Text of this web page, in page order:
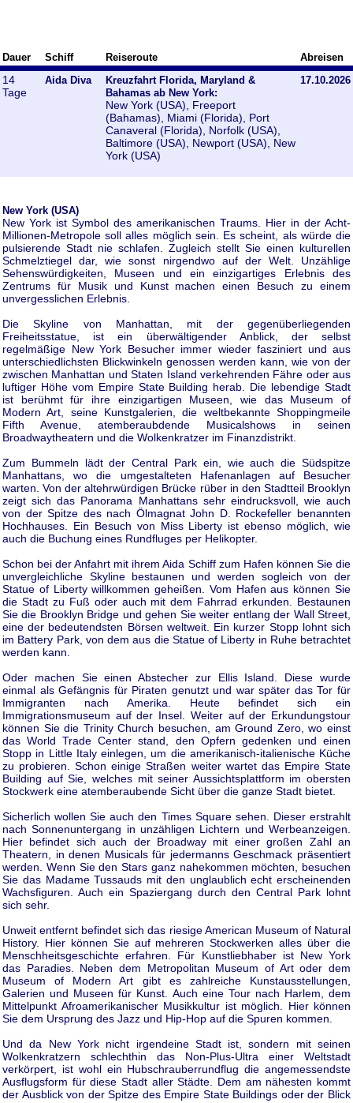
Dauer Schiff Reiseroute Abreisen
14
Tage
Aida Diva
Kreuzfahrt Florida, Maryland &
Bahamas ab New York:
New York (USA), Freeport
(Bahamas), Miami (Florida), Port
Canaveral (Florida), Norfolk (USA),
Baltimore (USA), Newport (USA), New
York (USA)
17.10.2026
New York (USA)
New York ist Symbol des amerikanischen Traums. Hier in der Acht-
Millionen-Metropole soll alles möglich sein. Es scheint, als würde die
pulsierende Stadt nie schlafen. Zugleich stellt Sie einen kulturellen
Schmelztiegel dar, wie sonst nirgendwo auf der Welt. Unzählige
Sehenswürdigkeiten, Museen und ein einzigartiges Erlebnis des
Zentrums für Musik und Kunst machen einen Besuch zu einem
unvergesslichen Erlebnis.
Die Skyline von Manhattan, mit der gegenüberliegenden
Freiheitsstatue, ist ein überwältigender Anblick, der selbst
regelmäßige New York Besucher immer wieder fasziniert und aus
unterschiedlichsten Blickwinkeln genossen werden kann, wie von der
zwischen Manhattan und Staten Island verkehrenden Fähre oder aus
luftiger Höhe vom Empire State Building herab. Die lebendige Stadt
ist berühmt für ihre einzigartigen Museen, wie das Museum of
Modern Art, seine Kunstgalerien, die weltbekannte Shoppingmeile
Fifth Avenue, atemberaubdende Musicalshows in seinen
Broadwaytheatern und die Wolkenkratzer im Finanzdistrikt.
Zum Bummeln lädt der Central Park ein, wie auch die Südspitze
Manhattans, wo die umgestalteten Hafenanlagen auf Besucher
warten. Von der altehrwürdigen Brücke rüber in den Stadtteil Brooklyn
zeigt sich das Panorama Manhattans sehr eindrucksvoll, wie auch
von der Spitze des nach Ölmagnat John D. Rockefeller benannten
Hochhauses. Ein Besuch von Miss Liberty ist ebenso möglich, wie
auch die Buchung eines Rundfluges per Helikopter.
Schon bei der Anfahrt mit ihrem Aida Schiff zum Hafen können Sie die
unvergleichliche Skyline bestaunen und werden sogleich von der
Statue of Liberty willkommen geheißen. Vom Hafen aus können Sie
die Stadt zu Fuß oder auch mit dem Fahrrad erkunden. Bestaunen
Sie die Brooklyn Bridge und gehen Sie weiter entlang der Wall Street,
eine der bedeutendsten Börsen weltweit. Ein kurzer Stopp lohnt sich
im Battery Park, von dem aus die Statue of Liberty in Ruhe betrachtet
werden kann.
Oder machen Sie einen Abstecher zur Ellis Island. Diese wurde
einmal als Gefängnis für Piraten genutzt und war später das Tor für
Immigranten nach Amerika. Heute befindet sich ein
Immigrationsmuseum auf der Insel. Weiter auf der Erkundungstour
können Sie die Trinity Church besuchen, am Ground Zero, wo einst
das World Trade Center stand, den Opfern gedenken und einen
Stopp in Little Italy einlegen, um die amerikanisch-italienische Küche
zu probieren. Schon einige Straßen weiter wartet das Empire State
Building auf Sie, welches mit seiner Aussichtsplattform im obersten
Stockwerk eine atemberaubende Sicht über die ganze Stadt bietet.
Sicherlich wollen Sie auch den Times Square sehen. Dieser erstrahlt
nach Sonnenuntergang in unzähligen Lichtern und Werbeanzeigen.
Hier befindet sich auch der Broadway mit einer großen Zahl an
Theatern, in denen Musicals für jedermanns Geschmack präsentiert
werden. Wenn Sie den Stars ganz nahekommen möchten, besuchen
Sie das Madame Tussauds mit den unglaublich echt erscheinenden
Wachsfiguren. Auch ein Spaziergang durch den Central Park lohnt
sich sehr.
Unweit entfernt befindet sich das riesige American Museum of Natural
History. Hier können Sie auf mehreren Stockwerken alles über die
Menschheitsgeschichte erfahren. Für Kunstliebhaber ist New York
das Paradies. Neben dem Metropolitan Museum of Art oder dem
Museum of Modern Art gibt es zahlreiche Kunstausstellungen,
Galerien und Museen für Kunst. Auch eine Tour nach Harlem, dem
Mittelpunkt Afroamerikanischer Musikkultur ist möglich. Hier können
Sie dem Ursprung des Jazz und Hip-Hop auf die Spuren kommen.
Und da New York nicht irgendeine Stadt ist, sondern mit seinen
Wolkenkratzern schlechthin das Non-Plus-Ultra einer Weltstadt
verkörpert, ist wohl ein Hubschrauberrundflug die angemessendste
Ausflugsform für diese Stadt aller Städte. Dem am nähesten kommt
der Ausblick von der Spitze des Empire State Buildings oder der Blick